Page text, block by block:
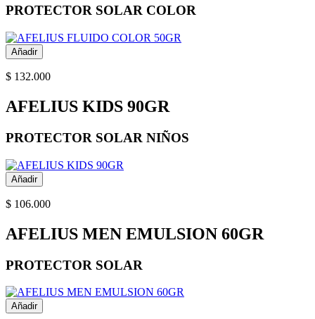
PROTECTOR SOLAR COLOR
Añadir
$ 132.000
AFELIUS KIDS 90GR
PROTECTOR SOLAR NIÑOS
Añadir
$ 106.000
AFELIUS MEN EMULSION 60GR
PROTECTOR SOLAR
Añadir